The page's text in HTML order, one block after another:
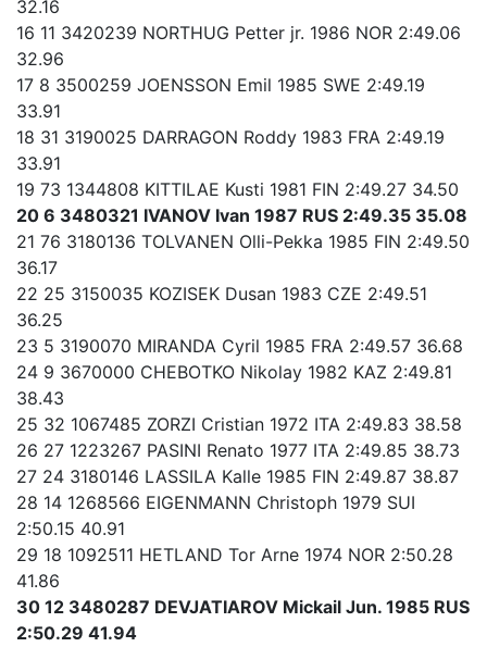
32.16
16 11 3420239 NORTHUG Petter jr. 1986 NOR 2:49.06
32.96
17 8 3500259 JOENSSON Emil 1985 SWE 2:49.19
33.91
18 31 3190025 DARRAGON Roddy 1983 FRA 2:49.19
33.91
19 73 1344808 KITTILAE Kusti 1981 FIN 2:49.27 34.50
20 6 3480321 IVANOV Ivan 1987 RUS 2:49.35 35.08
21 76 3180136 TOLVANEN Olli-Pekka 1985 FIN 2:49.50
36.17
22 25 3150035 KOZISEK Dusan 1983 CZE 2:49.51
36.25
23 5 3190070 MIRANDA Cyril 1985 FRA 2:49.57 36.68
24 9 3670000 CHEBOTKO Nikolay 1982 KAZ 2:49.81
38.43
25 32 1067485 ZORZI Cristian 1972 ITA 2:49.83 38.58
26 27 1223267 PASINI Renato 1977 ITA 2:49.85 38.73
27 24 3180146 LASSILA Kalle 1985 FIN 2:49.87 38.87
28 14 1268566 EIGENMANN Christoph 1979 SUI
2:50.15 40.91
29 18 1092511 HETLAND Tor Arne 1974 NOR 2:50.28
41.86
30 12 3480287 DEVJATIAROV Mickail Jun. 1985 RUS
2:50.29 41.94